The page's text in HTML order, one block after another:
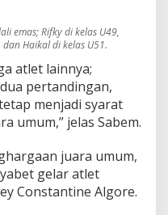
emas; Rifky di kelas U49,
dan Haikal di kelas U51.
atlet lainnya;
pertandingan,
menjadi syarat
umum,” jelas Sabem.
juara umum,
gelar atlet
Constantine Algore.